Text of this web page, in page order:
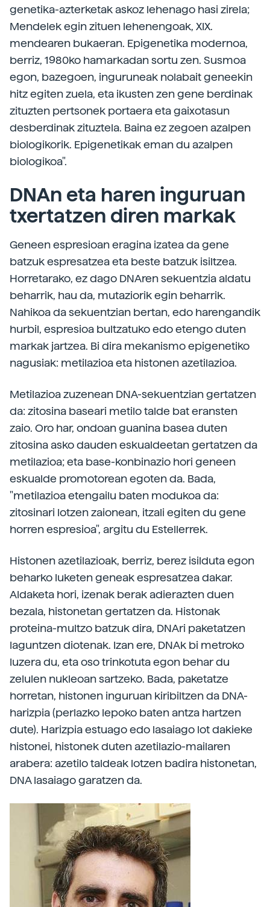
genetika-azterketak askoz lehenago hasi zirela;
Mendelek egin zituen lehenengoak, XIX.
mendearen bukaeran. Epigenetika modernoa,
berriz, 1980ko hamarkadan sortu zen. Susmoa
egon, bazegoen, inguruneak nolabait geneekin
hitz egiten zuela, eta ikusten zen gene berdinak
zituzten pertsonek portaera eta gaixotasun
desberdinak zituztela. Baina ez zegoen azalpen
biologikorik. Epigenetikak eman du azalpen
biologikoa".
DNAn eta haren inguruan
txertatzen diren markak
Geneen espresioan eragina izatea da gene
batzuk espresatzea eta beste batzuk isiltzea.
Horretarako, ez dago DNAren sekuentzia aldatu
beharrik, hau da, mutaziorik egin beharrik.
Nahikoa da sekuentzian bertan, edo harengandik
hurbil, espresioa bultzatuko edo etengo duten
markak jartzea. Bi dira mekanismo epigenetiko
nagusiak: metilazioa eta histonen azetilazioa.
Metilazioa zuzenean DNA-sekuentzian gertatzen
da: zitosina baseari metilo talde bat eransten
zaio. Oro har, ondoan guanina basea duten
zitosina asko dauden eskualdeetan gertatzen da
metilazioa; eta base-konbinazio hori geneen
eskualde promotorean egoten da. Bada,
"metilazioa etengailu baten modukoa da:
zitosinari lotzen zaionean, itzali egiten du gene
horren espresioa", argitu du Estellerrek.
Histonen azetilazioak, berriz, berez isilduta egon
beharko luketen geneak espresatzea dakar.
Aldaketa hori, izenak berak adierazten duen
bezala, histonetan gertatzen da. Histonak
proteina-multzo batzuk dira, DNAri paketatzen
laguntzen diotenak. Izan ere, DNAk bi metroko
luzera du, eta oso trinkotuta egon behar du
zelulen nukleoan sartzeko. Bada, paketatze
horretan, histonen inguruan kiribiltzen da DNA-
harizpia (perlazko lepoko baten antza hartzen
dute). Harizpia estuago edo lasaiago lot dakieke
histonei, histonek duten azetilazio-mailaren
arabera: azetilo taldeak lotzen badira histonetan,
DNA lasaiago garatzen da.